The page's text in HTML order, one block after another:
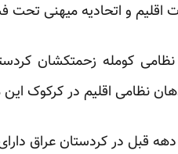
اقلیم و اتحادیه میهنی
نظامی اقلیم در کرکوک
دهه قبل در کردستان عراق